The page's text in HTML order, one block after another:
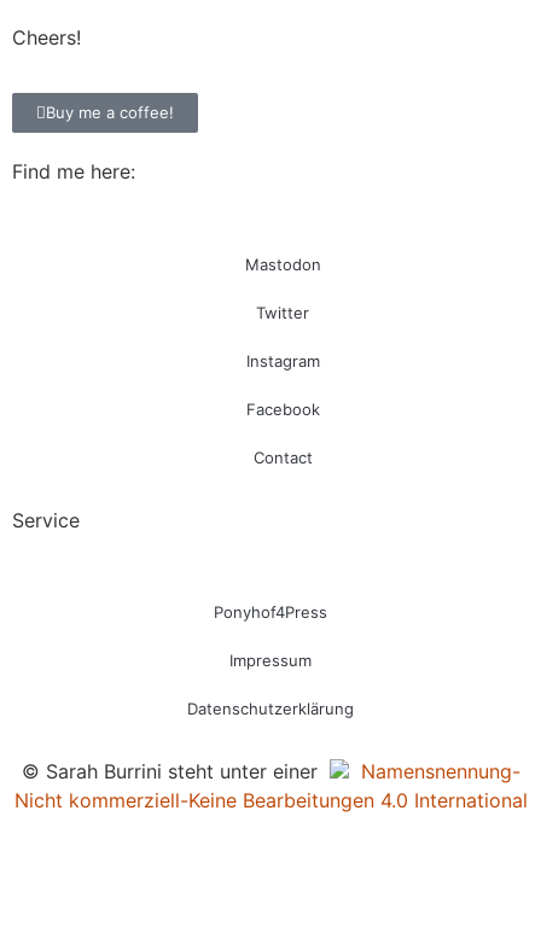
Cheers!
Buy me a coffee!
Find me here:
Mastodon
Twitter
Instagram
Facebook
Contact
Service
Ponyhof4Press
Impressum
Datenschutzerklärung
© Sarah Burrini steht unter einer
Namensnennung-
Nicht kommerziell-Keine Bearbeitungen 4.0 International